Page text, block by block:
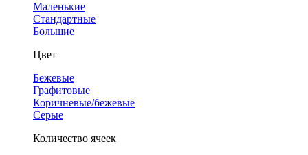
Маленькие
Стандартные
Большие
Цвет
Бежевые
Графитовые
Коричневые/бежевые
Серые
Количество ячеек